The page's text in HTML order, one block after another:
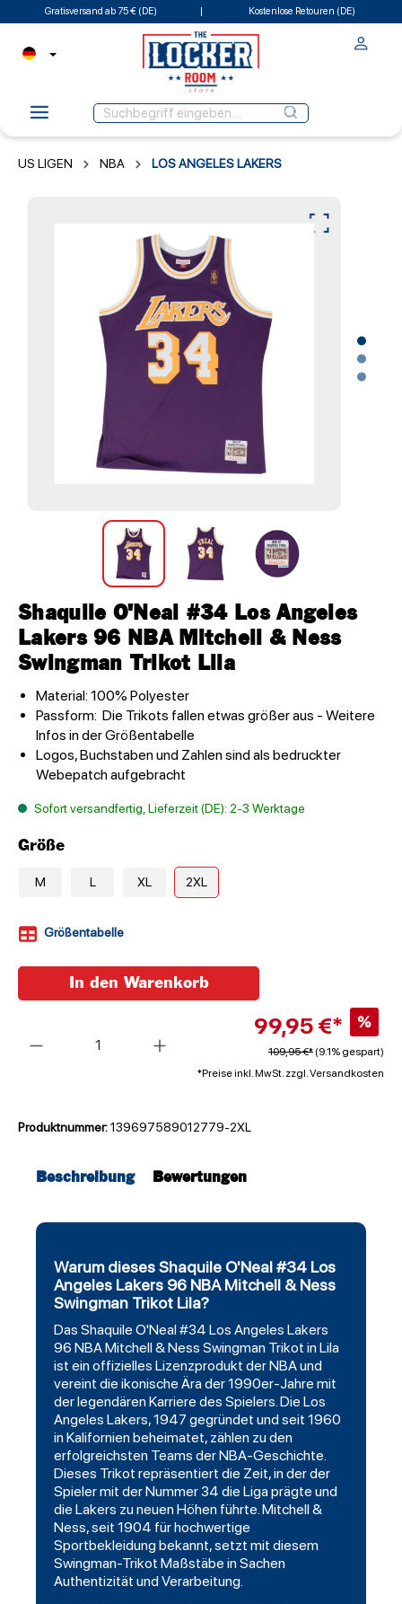
Gratisversand ab 75 € (DE) Kostenlose Retouren (DE)
US LIGEN NBA LOS ANGELES LAKERS
Shaquile O'Neal #34 Los Angeles
Lakers 96 NBA Mitchell & Ness
Swingman Trikot Lila
Material: 100% Polyester
Passform: Die Trikots fallen etwas größer aus - Weitere
Infos in der Größentabelle
Logos, Buchstaben und Zahlen sind als bedruckter
Webepatch aufgebracht
Sofort versandfertig, Lieferzeit (DE): 2-3 Werktage
Größe
M L XL 2XL
Größentabelle
99,95 €* %
109,95 €* (9.1% gespart)
*Preise inkl. MwSt. zzgl. Versandkosten
In den Warenkorb
Produktnummer:139697589012779-2XL
Beschreibung Bewertungen
Warum dieses Shaquile O'Neal #34 Los
Angeles Lakers 96 NBA Mitchell & Ness
Swingman Trikot Lila?
Das Shaquile O'Neal #34 Los Angeles Lakers
96 NBAMitchell& Ness Swingman Trikot in Lila
ist ein offizielles Lizenzprodukt der NBA und
vereint die ikonische Ära der 1990er-Jahre mit
der legendären Karriere des Spielers. Die Los
Angeles Lakers, 1947 gegründet und seit 1960
in Kalifornien beheimatet, zählen zu den
erfolgreichsten Teams der NBA-Geschichte.
Dieses Trikot repräsentiert die Zeit, in der der
Spieler mit der Nummer 34 die Liga prägte und
die Lakers zu neuen Höhen führte. Mitchell &
Ness, seit 1904 für hochwertige
Sportbekleidung bekannt, setzt mit diesem
Swingman-Trikot Maßstäbe in Sachen
Authentizität und Verarbeitung.